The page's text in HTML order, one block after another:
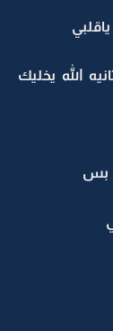
الله يخليك
بس